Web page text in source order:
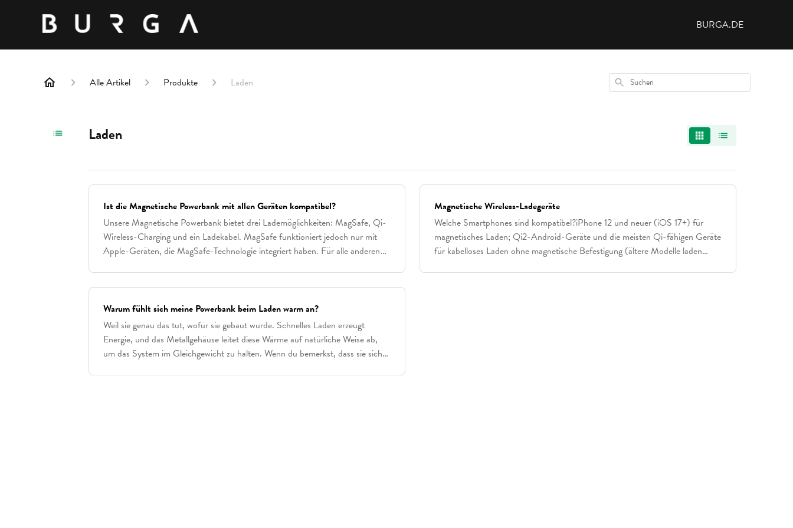
BURGA.DE
Alle Artikel Produkte Laden Suchen
Laden
Ist die Magnetische Powerbank mit allen Geräten kompatibel?
Unsere Magnetische Powerbank bietet drei Lademöglichkeiten: MagSafe, Qi-
Wireless-Charging und ein Ladekabel. MagSafe funktioniert jedoch nur mit
Apple-Geräten, die MagSafe-Technologie integriert haben. Für alle anderen
Magnetische Wireless-Ladegeräte
Welche Smartphones sind kompatibel?iPhone 12 und neuer (iOS 17+) für
magnetisches Laden; Qi2-Android-Geräte und die meisten Qi-fähigen Geräte
für kabelloses Laden ohne magnetische Befestigung (ältere Modelle laden
Warum fühlt sich meine Powerbank beim Laden warm an?
Weil sie genau das tut, wofür sie gebaut wurde. Schnelles Laden erzeugt
Energie, und das Metallgehäuse leitet diese Wärme auf natürliche Weise ab,
um das System im Gleichgewicht zu halten. Wenn du bemerkst, dass sie sich